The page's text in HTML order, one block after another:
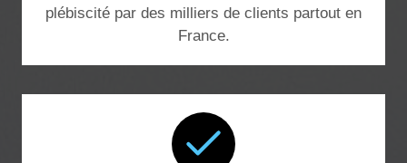
plébiscité par des milliers de clients partout en
France.